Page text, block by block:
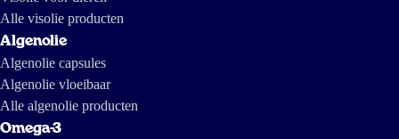
Alle visolie producten
Algenolie
Algenolie capsules
Algenolie vloeibaar
Alle algenolie producten
Omega-3